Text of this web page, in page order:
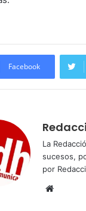
Facebook
La
sucesos,
por
Sitio